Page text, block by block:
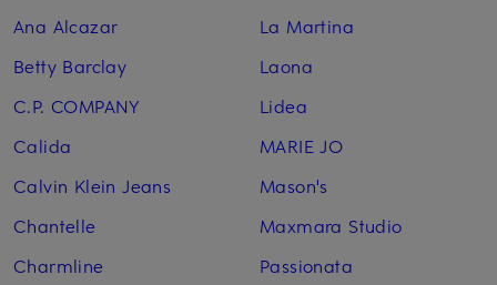
Ana Alcazar
Betty Barclay
C.P. COMPANY
Calida
Calvin Klein Jeans
Chantelle
Charmline
La Martina
Laona
Lidea
MARIE JO
Mason's
Maxmara Studio
Passionata